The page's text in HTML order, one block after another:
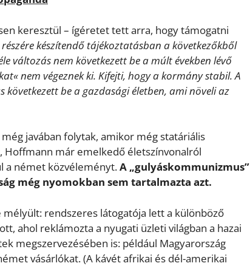
keresztül – ígéretet tett arra, hogy támogatni
készítendő tájékoztatásban a következőkből
változás nem következett be a múlt években lévő
nem végeznek ki. Kifejti, hogy a kormány stabil. A
be a gazdasági életben, ami növeli az
javában folytak, amikor még statáriális
Hoffmann már emelkedő életszínvonalról
a német közvéleményt.A „gulyáskommunizmus”
még nyomokban sem tartalmazta azt.
rendszeres látogatója lett a különböző
ahol reklámozta a nyugati üzleti világban a hazai
megszervezésében is: például Magyarország
vásárlókat. (A kávét afrikai és dél-amerikai